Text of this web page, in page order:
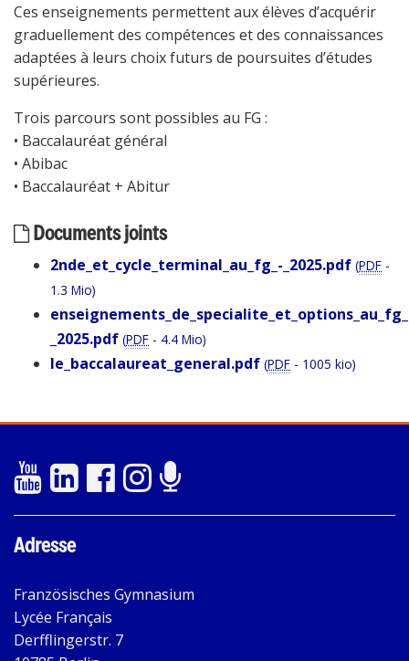
Ces enseignements permettent aux élèves d’acquérir
graduellement des compétences et des connaissances
adaptées à leurs choix futurs de poursuites d’études
supérieures.
Trois parcours sont possibles au FG :
• Baccalauréat général
• Abibac
• Baccalauréat + Abitur
Documents joints
2nde_et_cycle_terminal_au_fg_-_2025.pdf (PDF -
1.3 Mio)
_2025.pdf (PDF - 4.4 Mio)
le_baccalaureat_general.pdf (PDF - 1005 kio)
Adresse
Französisches Gymnasium
Lycée Français
Derfflingerstr. 7